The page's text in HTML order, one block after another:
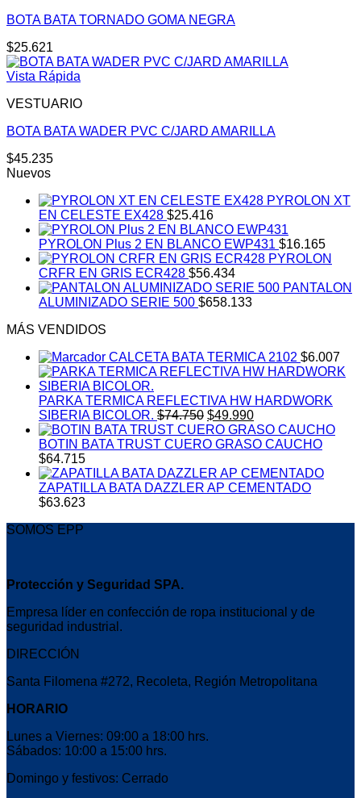
BOTA BATA TORNADO GOMA NEGRA
$25.621
Vista Rápida
VESTUARIO
BOTA BATA WADER PVC C/JARD AMARILLA
$45.235
Nuevos
PYROLON XT
EN CELESTE EX428 $25.416
PYROLON Plus 2 EN BLANCO EWP431 $16.165
PYROLON
CRFR EN GRIS ECR428 $56.434
PANTALON
ALUMINIZADO SERIE 500 $658.133
MÁS VENDIDOS
CALCETA BATA TERMICA 2102 $6.007
PARKA TERMICA REFLECTIVA HW HARDWORK
SIBERIA BICOLOR. $74.750 El
precio
original
$74.750.
$49.990El
precio
actual
$49.990.
BOTIN BATA TRUST CUERO GRASO CAUCHO
$64.715
ZAPATILLA BATA DAZZLER AP CEMENTADO
$63.623
SOMOS EPP
Protección y Seguridad SPA.
Empresa líder en confección de ropa institucional y de
seguridad industrial.
DIRECCIÓN
Santa Filomena #272, Recoleta, Región Metropolitana
HORARIO
Lunes a Viernes: 09:00 a 18:00 hrs.
Sábados: 10:00 a 15:00 hrs.
Domingo y festivos: Cerrado